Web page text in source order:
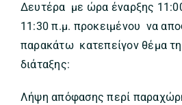
Δευτέρα με ώρα έναρξης
11:30 π.μ. προκειμένου να
παρακάτω κατεπείγον θέμα
διάταξης:
Λήψη απόφασης περί